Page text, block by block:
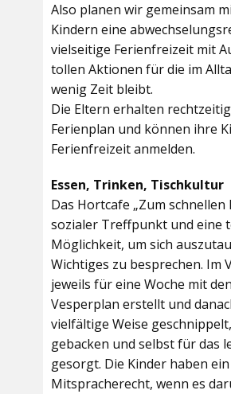
Also planen wir gemeinsam
Kindern eine
vielseitige Ferienfreizeit mit
tollen Aktionen für die im
wenig Zeit bleibt.
Die Eltern erhalten
Ferienplan und können ihre
Ferienfreizeit anmelden.
Essen, Trinken, Tischkultur
Das Hortcafe „Zum schnellen
sozialer Treffpunkt und eine
Möglichkeit, um sich
Wichtiges zu besprechen. Im
jeweils für eine Woche mit
Vesperplan erstellt und
vielfältige Weise
gebacken und selbst für das
gesorgt. Die Kinder haben ein
Mitspracherecht, wenn es